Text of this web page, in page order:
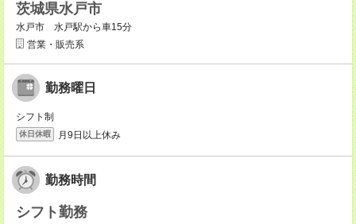
茨城県水戸市
水戸市 水戸駅から車15分
営業・販売系
勤務曜日
シフト制
休日休暇 月9日以上休み
勤務時間
シフト勤務